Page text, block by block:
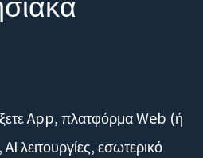
App, πλατφόρμα Web (ή